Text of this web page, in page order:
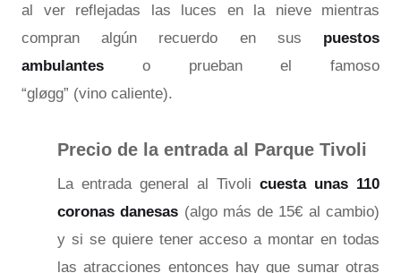
al ver reflejadas las luces en la nieve mientras
compran algún recuerdo en sus puestos
ambulantes o prueban el famoso
“gløgg” (vino caliente).
Precio de la entrada al Parque Tivoli
La entrada general al Tivoli cuesta unas 110
coronas danesas (algo más de 15€ al cambio)
y si se quiere tener acceso a montar en todas
las atracciones entonces hay que sumar otras